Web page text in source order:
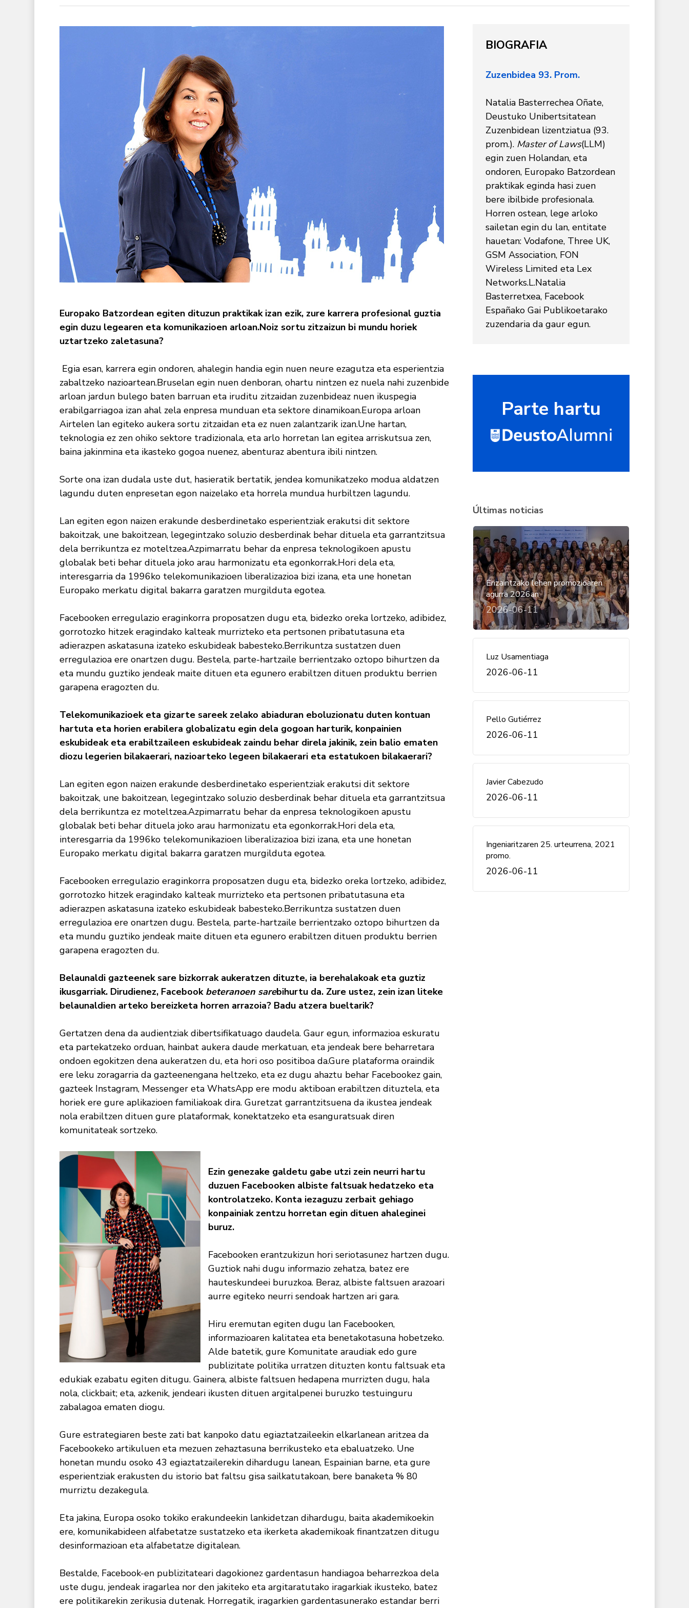
Europako Batzordean egiten dituzun praktikak izan ezik, zure karrera profesional guztia
egin duzu legearen eta komunikazioen arloan.Noiz sortu zitzaizun bi mundu horiek
uztartzeko zaletasuna?
Egia esan, karrera egin ondoren, ahalegin handia egin nuen neure ezagutza eta esperientzia
zabaltzeko nazioartean.Bruselan egin nuen denboran, ohartu nintzen ez nuela nahi zuzenbide
arloan jardun bulego baten barruan eta iruditu zitzaidan zuzenbideaz nuen ikuspegia
erabilgarriagoa izan ahal zela enpresa munduan eta sektore dinamikoan.Europa arloan
Airtelen lan egiteko aukera sortu zitzaidan eta ez nuen zalantzarik izan.Une hartan,
teknologia ez zen ohiko sektore tradizionala, eta arlo horretan lan egitea arriskutsua zen,
baina jakinmina eta ikasteko gogoa nuenez, abenturaz abentura ibili nintzen.
Sorte ona izan dudala uste dut, hasieratik bertatik, jendea komunikatzeko modua aldatzen
lagundu duten enpresetan egon naizelako eta horrela mundua hurbiltzen lagundu.
Lan egiten egon naizen erakunde desberdinetako esperientziak erakutsi dit sektore
bakoitzak, une bakoitzean, legegintzako soluzio desberdinak behar dituela eta garrantzitsua
dela berrikuntza ez moteltzea.Azpimarratu behar da enpresa teknologikoen apustu
globalak beti behar dituela joko arau harmonizatu eta egonkorrak.Hori dela eta,
interesgarria da 1996ko telekomunikazioen liberalizazioa bizi izana, eta une honetan
Europako merkatu digital bakarra garatzen murgilduta egotea.
Facebooken erregulazio eraginkorra proposatzen dugu eta, bidezko oreka lortzeko, adibidez,
gorrotozko hitzek eragindako kalteak murrizteko eta pertsonen pribatutasuna eta
adierazpen askatasuna izateko eskubideak babesteko.Berrikuntza sustatzen duen
erregulazioa ere onartzen dugu. Bestela, parte-hartzaile berrientzako oztopo bihurtzen da
eta mundu guztiko jendeak maite dituen eta egunero erabiltzen dituen produktu berrien
garapena eragozten du.
Telekomunikazioek eta gizarte sareek zelako abiaduran eboluzionatu duten kontuan
hartuta eta horien erabilera globalizatu egin dela gogoan harturik, konpainien
eskubideak eta erabiltzaileen eskubideak zaindu behar direla jakinik, zein balio ematen
diozu legerien bilakaerari, nazioarteko legeen bilakaerari eta estatukoen bilakaerari?
Lan egiten egon naizen erakunde desberdinetako esperientziak erakutsi dit sektore
bakoitzak, une bakoitzean, legegintzako soluzio desberdinak behar dituela eta garrantzitsua
dela berrikuntza ez moteltzea.Azpimarratu behar da enpresa teknologikoen apustu
globalak beti behar dituela joko arau harmonizatu eta egonkorrak.Hori dela eta,
interesgarria da 1996ko telekomunikazioen liberalizazioa bizi izana, eta une honetan
Europako merkatu digital bakarra garatzen murgilduta egotea.
Facebooken erregulazio eraginkorra proposatzen dugu eta, bidezko oreka lortzeko, adibidez,
gorrotozko hitzek eragindako kalteak murrizteko eta pertsonen pribatutasuna eta
adierazpen askatasuna izateko eskubideak babesteko.Berrikuntza sustatzen duen
erregulazioa ere onartzen dugu. Bestela, parte-hartzaile berrientzako oztopo bihurtzen da
eta mundu guztiko jendeak maite dituen eta egunero erabiltzen dituen produktu berrien
garapena eragozten du.
Belaunaldi gazteenek sare bizkorrak aukeratzen dituzte, ia berehalakoak eta guztiz
ikusgarriak. Dirudienez, Facebook beteranoen sarebihurtu da. Zure ustez, zein izan liteke
belaunaldien arteko bereizketa horren arrazoia? Badu atzera bueltarik?
Gertatzen dena da audientziak dibertsifikatuago daudela. Gaur egun, informazioa eskuratu
eta partekatzeko orduan, hainbat aukera daude merkatuan, eta jendeak bere beharretara
ondoen egokitzen dena aukeratzen du, eta hori oso positiboa da.Gure plataforma oraindik
ere leku zoragarria da gazteenengana heltzeko, eta ez dugu ahaztu behar Facebookez gain,
gazteek Instagram, Messenger eta WhatsApp ere modu aktiboan erabiltzen dituztela, eta
horiek ere gure aplikazioen familiakoak dira. Guretzat garrantzitsuena da ikustea jendeak
nola erabiltzen dituen gure plataformak, konektatzeko eta esanguratsuak diren
komunitateak sortzeko.
Ezin genezake galdetu gabe utzi zein neurri hartu
duzuen Facebooken albiste faltsuak hedatzeko eta
kontrolatzeko. Konta iezaguzu zerbait gehiago
konpainiak zentzu horretan egin dituen ahaleginei
buruz.
Facebooken erantzukizun hori seriotasunez hartzen dugu.
Guztiok nahi dugu informazio zehatza, batez ere
hauteskundeei buruzkoa. Beraz, albiste faltsuen arazoari
aurre egiteko neurri sendoak hartzen ari gara.
Hiru eremutan egiten dugu lan Facebooken,
informazioaren kalitatea eta benetakotasuna hobetzeko.
Alde batetik, gure Komunitate araudiak edo gure
publizitate politika urratzen dituzten kontu faltsuak eta
edukiak ezabatu egiten ditugu. Gainera, albiste faltsuen hedapena murrizten dugu, hala
nola, clickbait; eta, azkenik, jendeari ikusten dituen argitalpenei buruzko testuinguru
zabalagoa ematen diogu.
Gure estrategiaren beste zati bat kanpoko datu egiaztatzaileekin elkarlanean aritzea da
Facebookeko artikuluen eta mezuen zehaztasuna berrikusteko eta ebaluatzeko. Une
honetan mundu osoko 43 egiaztatzailerekin dihardugu lanean, Espainian barne, eta gure
esperientziak erakusten du istorio bat faltsu gisa sailkatutakoan, bere banaketa % 80
murriztu dezakegula.
Eta jakina, Europa osoko tokiko erakundeekin lankidetzan dihardugu, baita akademikoekin
ere, komunikabideen alfabetatze sustatzeko eta ikerketa akademikoak finantzatzen ditugu
desinformazioan eta alfabetatze digitalean.
Bestalde, Facebook-en publizitateari dagokionez gardentasun handiagoa beharrezkoa dela
uste dugu, jendeak iragarlea nor den jakiteko eta argitaratutako iragarkiak ikusteko, batez
ere politikarekin zerikusia dutenak. Horregatik, iragarkien gardentasunerako estandar berri
BIOGRAFIA
Zuzenbidea 93. Prom.
Natalia Basterrechea Oñate,
Deustuko Unibertsitatean
Zuzenbidean lizentziatua (93.
prom.). Master of Laws(LLM)
egin zuen Holandan, eta
ondoren, Europako Batzordean
praktikak eginda hasi zuen
bere ibilbide profesionala.
Horren ostean, lege arloko
sailetan egin du lan, entitate
hauetan: Vodafone, Three UK,
GSM Association, FON
Wireless Limited eta Lex
Networks.L.Natalia
Basterretxea, Facebook
Españako Gai Publikoetarako
zuzendaria da gaur egun.
Parte hartu
Últimas noticias
Erizaintzako lehen promozioaren
agurra 2026an
2026-06-11
Luz Usamentiaga
2026-06-11
Pello Gutiérrez
2026-06-11
Javier Cabezudo
2026-06-11
Ingeniaritzaren 25. urteurrena, 2021
promo.
2026-06-11